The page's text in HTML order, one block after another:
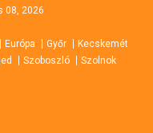
08, 2026
Európa Győr
Kecskemét
Szoboszló Szolnok